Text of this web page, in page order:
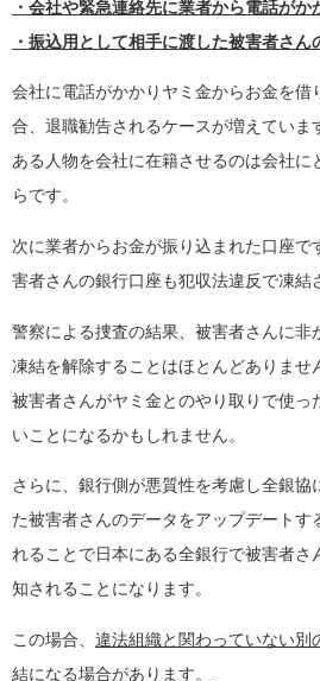
・会社や緊急連絡先に業者から電話がか
・振込用として相手に渡した被害者さ
会社に電話がかかりヤミ金からお金を借
合、退職勧告されるケースが増えていま
ある人物を会社に在籍させるのは会社に
らです。
次に業者からお金が振り込まれた口座で
害者さんの銀行口座も犯収法違反で凍結
警察による捜査の結果、被害者さんに非
凍結を解除することはほとんどありませ
被害者さんがヤミ金とのやり取りで使っ
いことになるかもしれません。
さらに、銀行側が悪質性を考慮し全銀協
た被害者さんのデータをアップデートす
れることで日本にある全銀行で被害者さ
知されることになります。
この場合、 違法組織と関わっていない別
結になる場合があります。